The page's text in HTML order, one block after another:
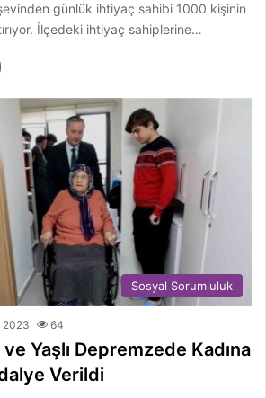
günlük ihtiyaç sahibi 1000 kişinin
İlçedeki ihtiyaç sahiplerine…
Sosyal Sorumluluk
2023 64
ve Yaşlı Depremzede Kadına
Verildi